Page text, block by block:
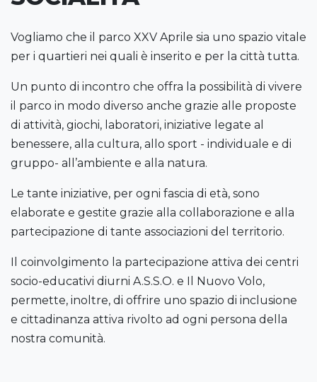
Vogliamo che il parco XXV Aprile sia uno spazio vitale
per i quartieri nei quali è inserito e per la città tutta.
Un punto di incontro che offra la possibilità di vivere
il parco in modo diverso anche grazie alle proposte
di attività, giochi, laboratori, iniziative legate al
benessere, alla cultura, allo sport - individuale e di
gruppo- all’ambiente e alla natura.
Le tante iniziative, per ogni fascia di età, sono
elaborate e gestite grazie alla collaborazione e alla
partecipazione di tante associazioni del territorio.
Il coinvolgimento la partecipazione attiva dei centri
socio-educativi diurni A.S.S.O. e Il Nuovo Volo,
permette, inoltre, di offrire uno spazio di inclusione
e cittadinanza attiva rivolto ad ogni persona della
nostra comunità.